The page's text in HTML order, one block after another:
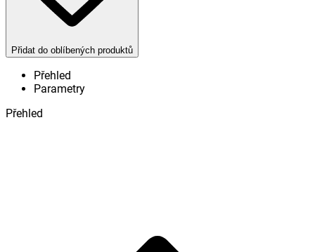
Přidat do oblíbených produktů
Přehled
Parametry
Přehled